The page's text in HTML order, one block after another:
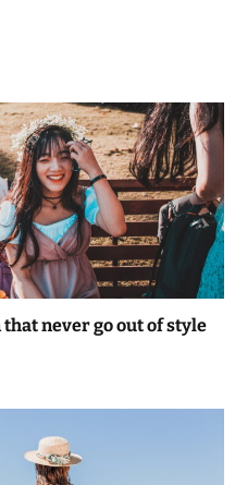
never go out of style